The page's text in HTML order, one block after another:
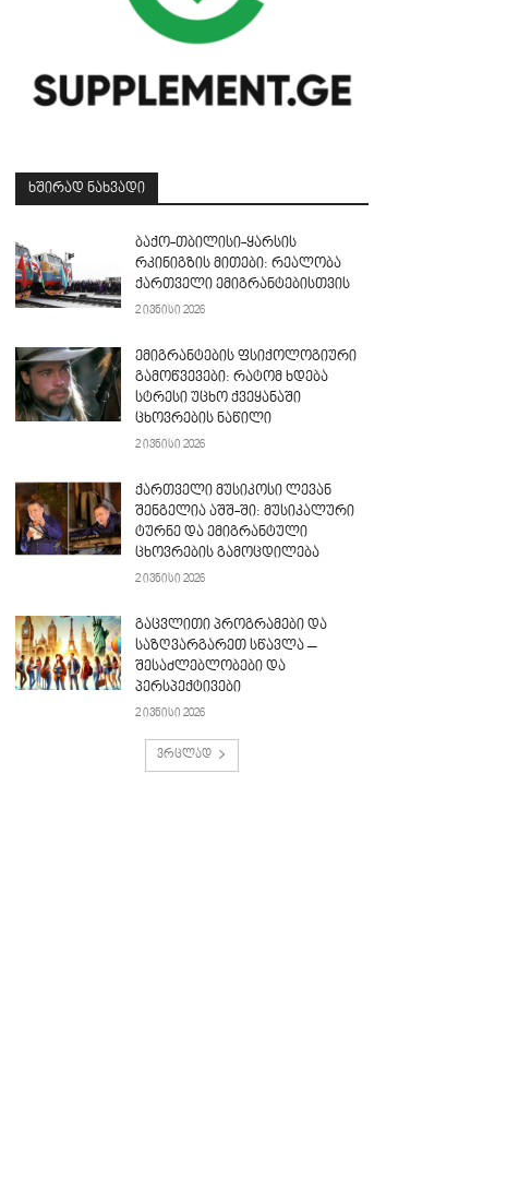
ᲮᲨᲘᲠᲐᲓ ᲜᲐᲮᲕᲐᲓᲘ
ბაქო-თბილისი-ყარსის
რკინიგზის მითები: რეალობა
ქართველი ემიგრანტებისთვის
2 ივნისი 2026
ემიგრანტების ფსიქოლოგიური
გამოწვევები: რატომ ხდება
სტრესი უცხო ქვეყანაში
ცხოვრების ნაწილი
2 ივნისი 2026
ქართველი მუსიკოსი ლევან
შენგელია აშშ-ში: მუსიკალური
ტურნე და ემიგრანტული
ცხოვრების გამოცდილება
2 ივნისი 2026
გაცვლითი პროგრამები და
საზღვარგარეთ სწავლა –
შესაძლებლობები და
პერსპექტივები
2 ივნისი 2026
ვრცლად